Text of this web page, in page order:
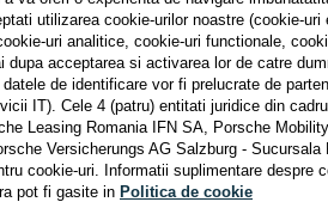
utilizarea cookie-urilor noastre (cookie-uri
uri analitice, cookie-uri functionale,
acceptarea si activarea lor de catre
de identificare vor fi prelucrate de
IT). Cele 4 (patru) entitati juridice din
Leasing Romania IFN SA, Porsche
Versicherungs AG Salzburg - Sucursala
cookie-uri. Informatii suplimentare despre
pot fi gasite in Politica de cookie